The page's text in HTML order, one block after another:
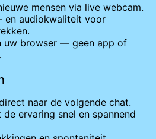
mensen via live webcam.
en audiokwaliteit voor
uw browser — geen app of
naar de volgende chat.
ervaring snel en spannend